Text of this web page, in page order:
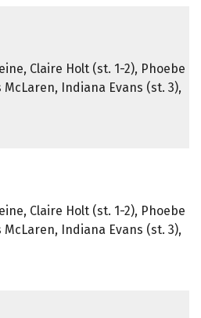
Claire Holt (st. 1-2), Phoebe
McLaren, Indiana Evans (st. 3),
Claire Holt (st. 1-2), Phoebe
McLaren, Indiana Evans (st. 3),